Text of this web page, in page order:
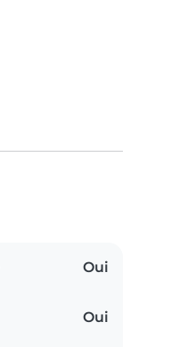
Oui
Oui